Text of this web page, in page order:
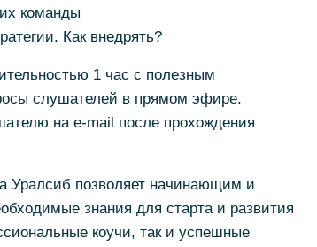
команды
Как внедрять?
1 час с полезным
слушателей в прямом эфире.
на e-mail после прохождения
Уралсиб позволяет начинающим и
знания для старта и развития
коучи, так и успешные